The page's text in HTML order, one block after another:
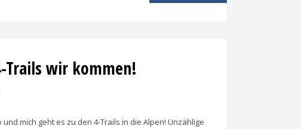
Trails wir kommen!
mich geht es zu den 4-Trails in die Alpen! Unzählige